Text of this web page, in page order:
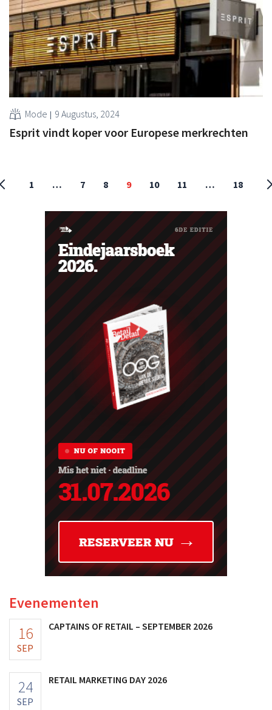
Mode 9 Augustus, 2024
Esprit vindt koper voor Europese merkrechten
1 … 7 8 9 10 11 … 18
Evenementen
16
SEP
CAPTAINS OF RETAIL – SEPTEMBER 2026
24
SEP
RETAIL MARKETING DAY 2026